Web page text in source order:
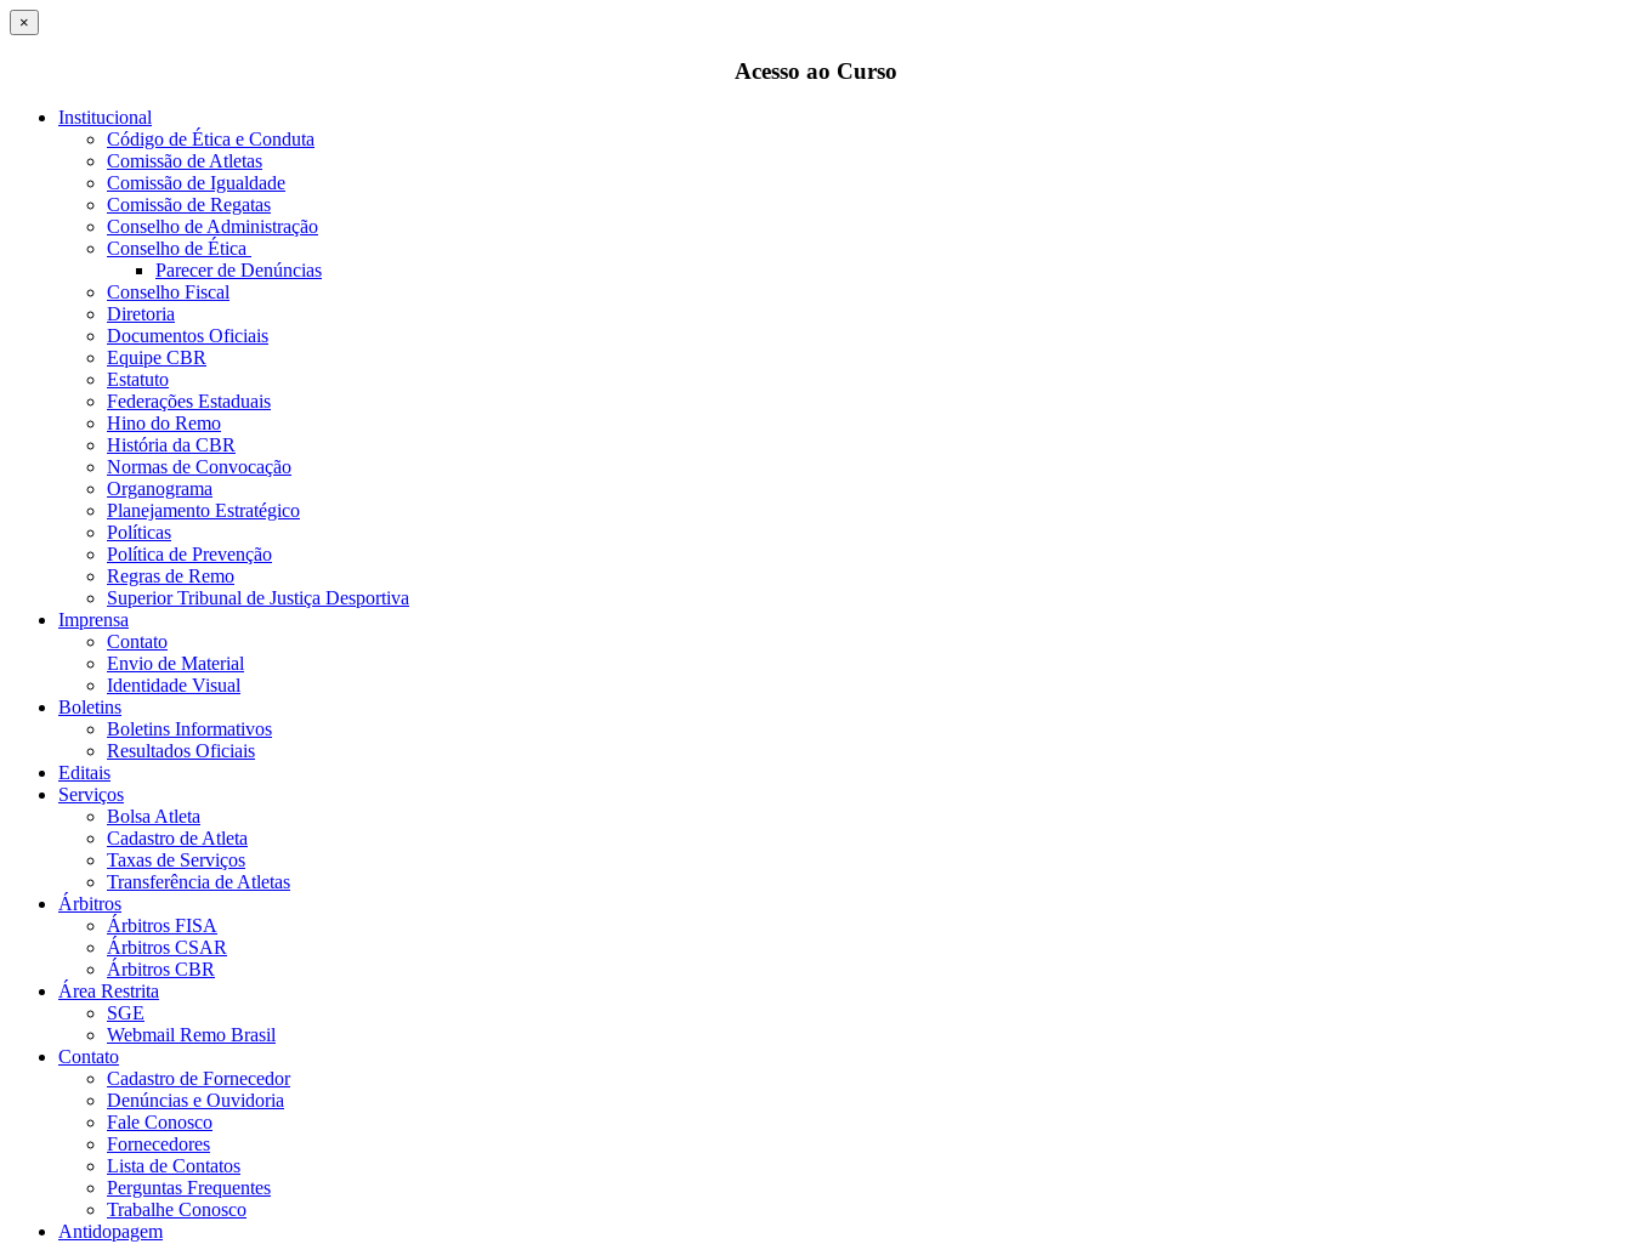
×
Acesso ao Curso
Institucional
Código de Ética e Conduta
Comissão de Atletas
Comissão de Igualdade
Comissão de Regatas
Conselho de Administração
Conselho de Ética
Parecer de Denúncias
Conselho Fiscal
Diretoria
Documentos Oficiais
Equipe CBR
Estatuto
Federações Estaduais
Hino do Remo
História da CBR
Normas de Convocação
Organograma
Planejamento Estratégico
Políticas
Política de Prevenção
Regras de Remo
Superior Tribunal de Justiça Desportiva
Imprensa
Contato
Envio de Material
Identidade Visual
Boletins
Boletins Informativos
Resultados Oficiais
Editais
Serviços
Bolsa Atleta
Cadastro de Atleta
Taxas de Serviços
Transferência de Atletas
Árbitros
Árbitros FISA
Árbitros CSAR
Árbitros CBR
Área Restrita
SGE
Webmail Remo Brasil
Contato
Cadastro de Fornecedor
Denúncias e Ouvidoria
Fale Conosco
Fornecedores
Lista de Contatos
Perguntas Frequentes
Trabalhe Conosco
Antidopagem